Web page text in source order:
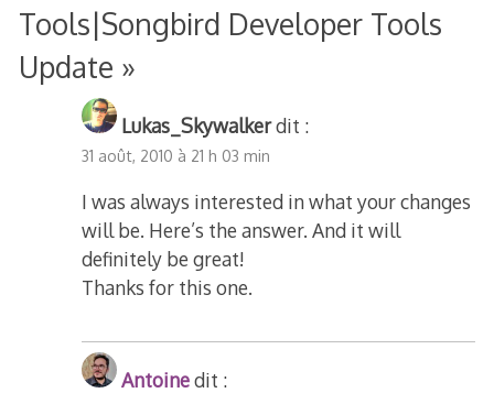
Tools|Songbird Developer Tools
Update »
Lukas_Skywalkerdit :
31 août, 2010 à 21 h 03 min
I was always interested in what your changes
will be. Here’s the answer. And it will
definitely be great!
Thanks for this one.
Antoinedit :